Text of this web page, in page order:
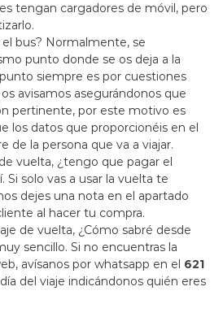
tengan cargadores de móvil, pero
bus? Normalmente, se
punto donde se os deja a la
siempre es por cuestiones
avisamos asegurándonos que
pertinente, por este motivo es
los datos que proporcionéis en el
de la persona que va a viajar.
vuelta, ¿tengo que pagar el
Si solo vas a usar la vuelta te
dejes una nota en el apartado
al hacer tu compra.
de vuelta, ¿Cómo sabré desde
sencillo. Si no encuentras la
avísanos por whatsapp en el 621
del viaje indicándonos quién eres